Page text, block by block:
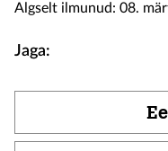
Algselt ilmunud: 08.
Jaga: